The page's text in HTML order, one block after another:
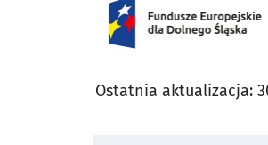
Ostatnia aktualizacja: